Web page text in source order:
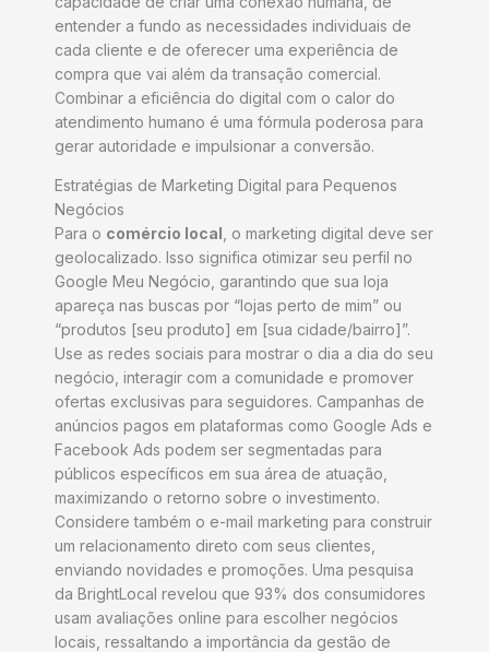
entender a fundo as necessidades individuais de
cada cliente e de oferecer uma experiência de
compra que vai além da transação comercial.
Combinar a eficiência do digital com o calor do
atendimento humano é uma fórmula poderosa para
gerar autoridade e impulsionar a conversão.
Estratégias de Marketing Digital para Pequenos
Negócios
Para o comércio local , o marketing digital deve ser
geolocalizado. Isso significa otimizar seu perfil no
Google Meu Negócio, garantindo que sua loja
apareça nas buscas por “lojas perto de mim” ou
“produtos [seu produto] em [sua cidade/bairro]”.
Use as redes sociais para mostrar o dia a dia do seu
negócio, interagir com a comunidade e promover
ofertas exclusivas para seguidores. Campanhas de
anúncios pagos em plataformas como Google Ads e
Facebook Ads podem ser segmentadas para
públicos específicos em sua área de atuação,
maximizando o retorno sobre o investimento.
Considere também o e-mail marketing para construir
um relacionamento direto com seus clientes,
enviando novidades e promoções. Uma pesquisa
da BrightLocal revelou que 93% dos consumidores
usam avaliações online para escolher negócios
locais, ressaltando a importância da gestão de